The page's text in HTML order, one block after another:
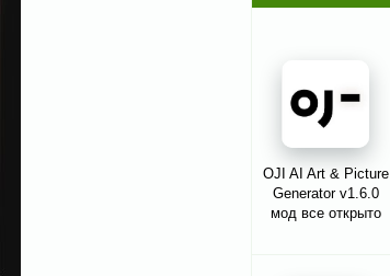
OJI AI Art & Picture
Generator v1.6.0
мод все открыто